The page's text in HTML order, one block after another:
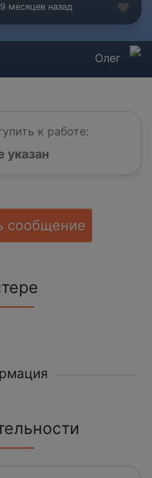
месяцев назад
Олег
к работе:
указан
сообщение